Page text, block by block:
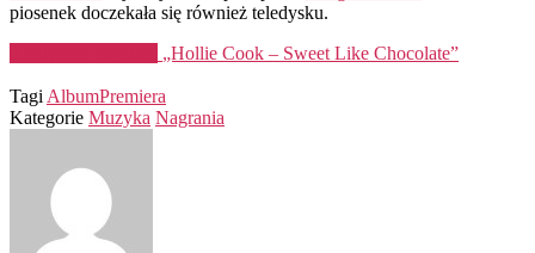
piosenek doczekała się również teledysku.
„Hollie Cook – Sweet Like Chocolate”
Tagi AlbumPremiera
Kategorie Muzyka Nagrania